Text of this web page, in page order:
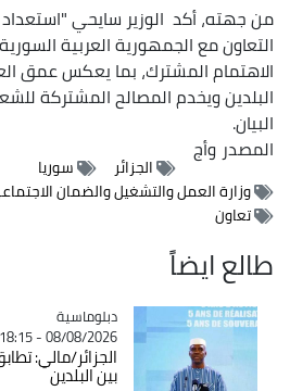
من جهته، أكد الوزير سايحي "استعداد
التعاون مع الجمهورية العربية
الاهتمام المشترك، بما يعكس عمق
البلدين ويخدم المصالح المشتركة
البيان.
المصدروأج
الجزائر
سوريا
وزارة العمل والتشغيل والضمان الاجتماعي
تعاون
طالع ايضاً
Catégorie
دبلوماسية
08/08/2026 - 18:15
الجزائر/مالي:
بين البلدين